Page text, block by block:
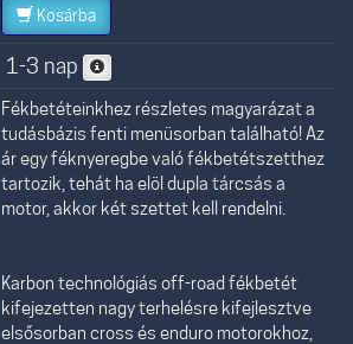
Kosárba
1-3 nap
Fékbetéteinkhez részletes magyarázat a
tudásbázis fenti menüsorban található! Az
ár egy féknyeregbe való fékbetétszetthez
tartozik, tehát ha elöl dupla tárcsás a
motor, akkor két szettet kell rendelni.
Karbon technológiás off-road fékbetét
kifejezetten nagy terhelésre kifejlesztve
elsősorban cross és enduro motorokhoz,